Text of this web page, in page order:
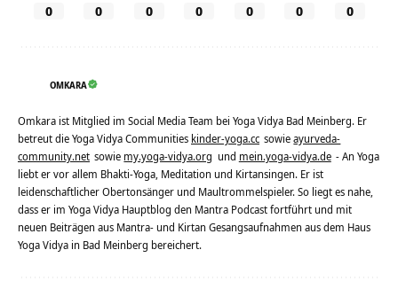
0 0 0 0 0 0 0
OMKARA
Omkara ist Mitglied im Social Media Team bei Yoga Vidya Bad Meinberg. Er
betreut die Yoga Vidya Communities kinder-yoga.cc sowieayurveda-
community.net sowie my.yoga-vidya.org und mein.yoga-vidya.de - An Yoga
liebt er vor allem Bhakti-Yoga, Meditation und Kirtansingen. Er ist
leidenschaftlicher Obertonsänger und Maultrommelspieler. So liegt es nahe,
dass er im Yoga Vidya Hauptblog den Mantra Podcast fortführt und mit
neuen Beiträgen aus Mantra- und Kirtan Gesangsaufnahmen aus dem Haus
Yoga Vidya in Bad Meinberg bereichert.